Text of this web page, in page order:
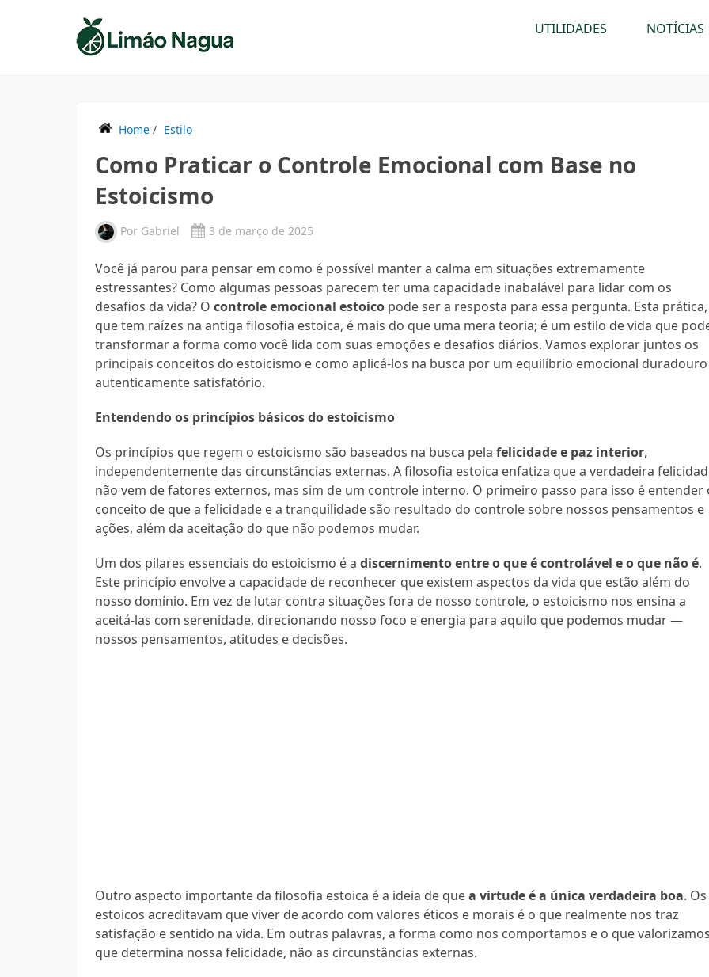
UTILIDADES NOTÍCIAS
Home / Estilo
Como Praticar o Controle Emocional com Base no
Estoicismo
Por Gabriel 3 de março de 2025
Você já parou para pensar em como é possível manter a calma em situações extremamente
estressantes? Como algumas pessoas parecem ter uma capacidade inabalável para lidar com os
desafios da vida? Ocontrole emocional estoico pode ser a resposta para essa pergunta. Esta prática,
que tem raízes na antiga filosofia estoica, é mais do que uma mera teoria; é um estilo de vida que
transformar a forma como você lida com suas emoções e desafios diários. Vamos explorar juntos os
principais conceitos do estoicismo e como aplicá-los na busca por um equilíbrio emocional
autenticamente satisfatório.
Entendendo os princípios básicos do estoicismo
Os princípios que regem o estoicismo são baseados na busca pelafelicidade e paz interior,
independentemente das circunstâncias externas. A filosofia estoica enfatiza que a verdadeira
não vem de fatores externos, mas sim de um controle interno. O primeiro passo para isso é entender
conceito de que a felicidade e a tranquilidade são resultado do controle sobre nossos pensamentos e
ações, além da aceitação do que não podemos mudar.
Um dos pilares essenciais do estoicismo é adiscernimento entre o que é controlável e o que não é.
Este princípio envolve a capacidade de reconhecer que existem aspectos da vida que estão além do
nosso domínio. Em vez de lutar contra situações fora de nosso controle, o estoicismo nos ensina a
aceitá-las com serenidade, direcionando nosso foco e energia para aquilo que podemos mudar —
nossos pensamentos, atitudes e decisões.
Outro aspecto importante da filosofia estoica é a ideia de quea virtude é a única verdadeira boa. Os
estoicos acreditavam que viver de acordo com valores éticos e morais é o que realmente nos traz
satisfação e sentido na vida. Em outras palavras, a forma como nos comportamos e o que
que determina nossa felicidade, não as circunstâncias externas.